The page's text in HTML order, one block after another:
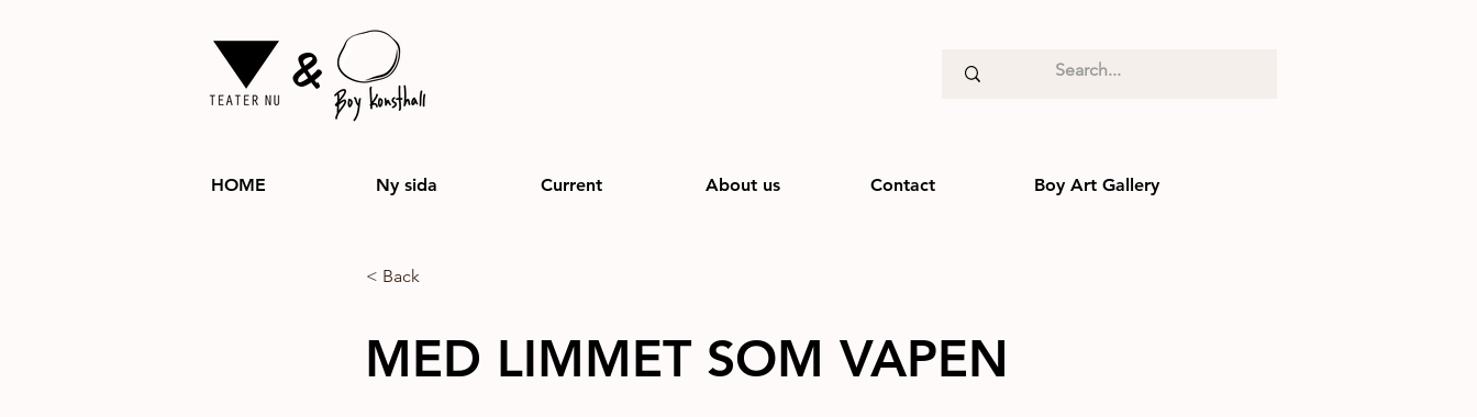
&
HOME Ny sida Current About us Contact Boy Art Gallery
< Back
MED LIMMET SOM VAPEN